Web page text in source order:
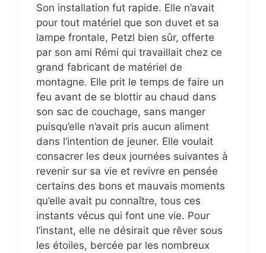
Son installation fut rapide. Elle n’avait
pour tout matériel que son duvet et sa
lampe frontale, Petzl bien sûr, offerte
par son ami Rémi qui travaillait chez ce
grand fabricant de matériel de
montagne. Elle prit le temps de faire un
feu avant de se blottir au chaud dans
son sac de couchage, sans manger
puisqu’elle n’avait pris aucun aliment
dans l’intention de jeuner. Elle voulait
consacrer les deux journées suivantes à
revenir sur sa vie et revivre en pensée
certains des bons et mauvais moments
qu’elle avait pu connaître, tous ces
instants vécus qui font une vie. Pour
l’instant, elle ne désirait que rêver sous
les étoiles, bercée par les nombreux